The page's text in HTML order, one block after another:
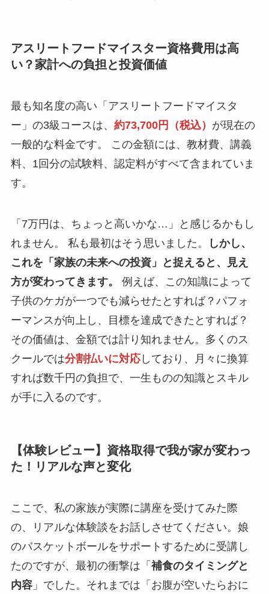
アスリートフードマイスター資格費用は高
い？家計への負担と投資価値
最も知名度の高い「アスリートフードマイスタ
ー」の3級コースは、 約73,700円（税込） が現在の
一般的な料金です。 この金額には、教材費、講義
料、1回分の試験料、認定料がすべて含まれていま
す。
「7万円は、ちょっと高いかな…」と感じるかもし
れません。 私も最初はそう思いました。
しかし、
これを「 家族の未来への投資」と捉えると、見え
方が変わってきます。
例えば、この知識によって
子供のケガが一つでも減らせたとすれば？パフォ
ーマンスが向上し、目標を達成できたとすれば？
その価値は、金額では計り知れません。多くのス
クールでは分割払いに対応しており、月々に換算
すれば数千円の負担で、一生ものの知識とスキル
が手に入るのです。
【体験レビュー】資格取得で我が家が変わっ
た！リアルな声と変化
ここで、私の家族が実際に講座を受けてみた際
の、リアルな体験談をお話しさせてください。娘
のバスケットボールをサポートするために受講し
たのですが、最初の衝撃は「 補食のタイミングと
内容」でした。それまでは「お腹が空いたらおに